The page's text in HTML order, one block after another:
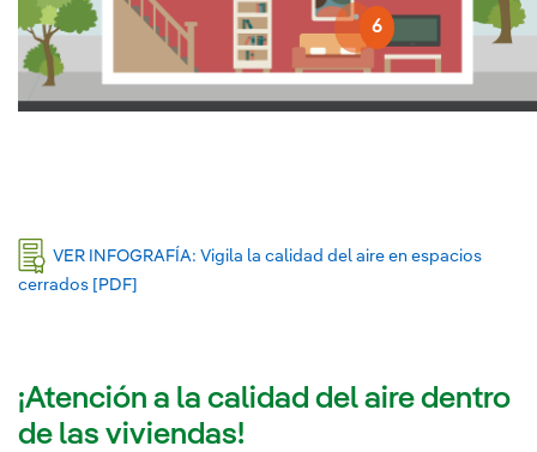
6
VER INFOGRAFÍA: Vigila la calidad del aire en espacios
cerrados [PDF]
¡Atención a la calidad del aire dentro
de las viviendas!